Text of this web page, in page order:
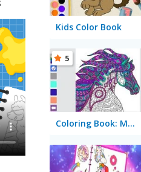
Kids Color Book
Coloring Book: Mandala
5